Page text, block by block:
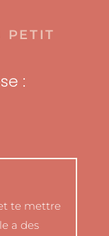
PETIT
:
te mettre
a des